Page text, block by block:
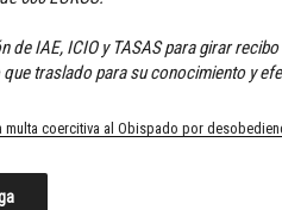
de IAE, ICIO y TASAS para girar
traslado para su conocimiento y
multa coercitiva al Obispado por